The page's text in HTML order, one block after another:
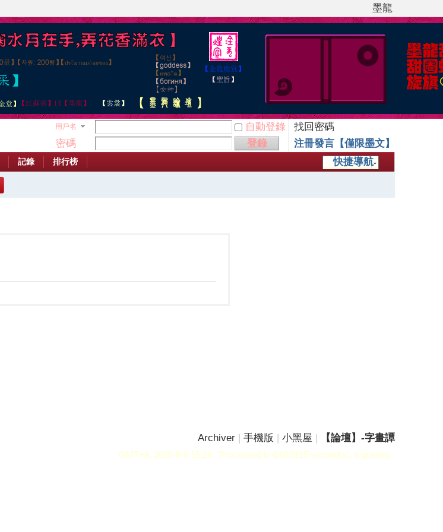
墨龍
用戶名 自動登錄
找回密碼
密碼
登錄
注冊發言【僅限墨文】
快捷導航
記錄 排行榜
Archiver | 手機版 | 小黑屋 | 【論壇】-字畫譚
GMT+8, 2026-8-6 15:26 , Processed in 0.023315 second(s), 6 queries .